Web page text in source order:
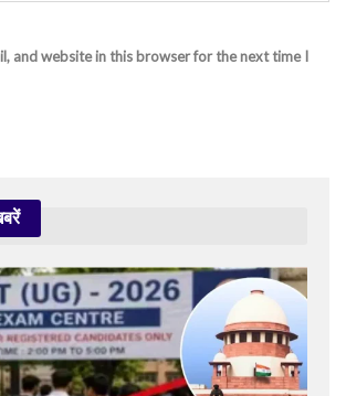
and website in this browser for the next time I